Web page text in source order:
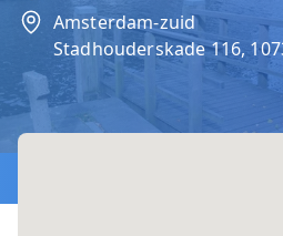
Amsterdam-zuid
Stadhouderskade 116,